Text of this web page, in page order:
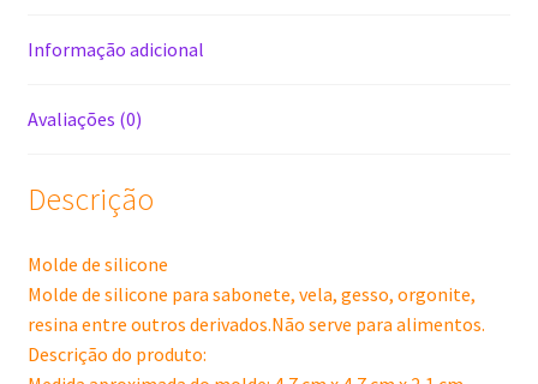
Informação adicional
Avaliações (0)
Descrição
Molde de silicone
Molde de silicone para sabonete, vela, gesso, orgonite,
resina entre outros derivados.Não serve para alimentos.
Descrição do produto: